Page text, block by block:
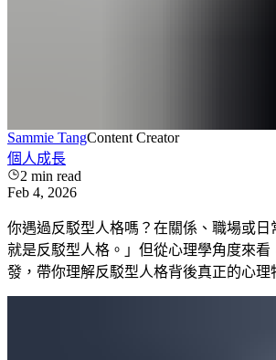
Sammie TangContent Creator
個人成長
2 min read
Feb 4, 2026
你遇過反駁型人格嗎？在關係、職場或
就是反駁型人格。」但從心理學角度來
發，帶你理解反駁型人格背後真正的心